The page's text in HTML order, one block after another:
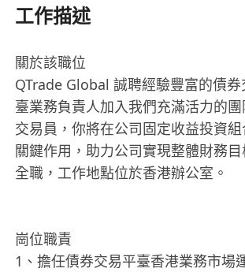
工作描述
關於該職位
QTrade Global 誠聘經驗豐富的債
臺業務負責人加入我們充滿活力的
交易員，你將在公司固定收益投資
關鍵作用，助力公司實現整體財務
全職，工作地點位於香港辦公室。
崗位職責
1、擔任債券交易平臺香港業務市場